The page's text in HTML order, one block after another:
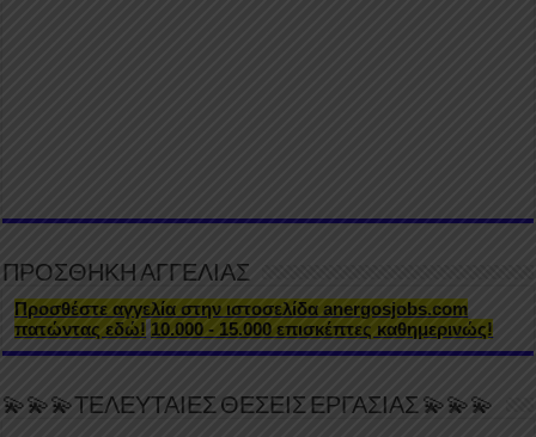
ΠΡΟΣΘΗΚΗ ΑΓΓΕΛΙΑΣ
Προσθέστε αγγελία στην ιστοσελίδα anergosjobs.com
πατώντας εδώ! 10.000 - 15.000 επισκέπτες καθημερινώς!
💫💫💫ΤΕΛΕΥΤΑΙΕΣ ΘΕΣΕΙΣ ΕΡΓΑΣΙΑΣ 💫💫💫